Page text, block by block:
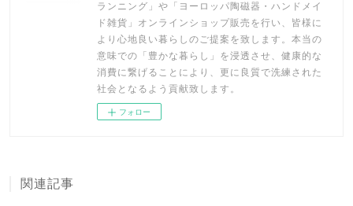
ランニング」や「ヨーロッパ陶磁器・ハンドメイ
ド雑貨」オンラインショップ販売を行い、皆様に
より心地良い暮らしのご提案を致します。本当の
意味での「豊かな暮らし」を浸透させ、健康的な
消費に繋げることにより、更に良質で洗練された
社会となるよう貢献致します。
フォロー
関連記事